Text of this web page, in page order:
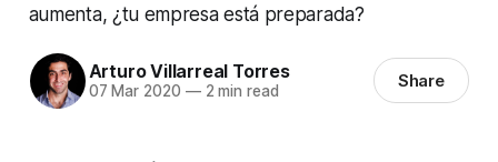
aumenta, ¿tu empresa está preparada?
Arturo Villarreal Torres
07 Mar 2020 —2 min read Share